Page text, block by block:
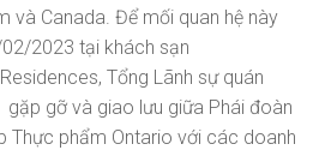
và Canada. Để mối quan hệ này
2023 tại khách sạn
Tổng Lãnh sự quán
gỡ và giao lưu giữa Phái đoàn
Thực phẩm Ontario với các doanh